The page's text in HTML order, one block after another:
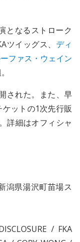
となるストローク
ツイッグス、 ディ
ファス・ウェイン
された。また、早
ットの1次先行販
詳細はオフィシャ
潟県湯沢町苗場ス
/ FKA